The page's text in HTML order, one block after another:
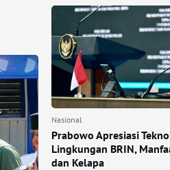
Nasional
Prabowo Apresiasi
Lingkungan BRIN,
dan Kelapa